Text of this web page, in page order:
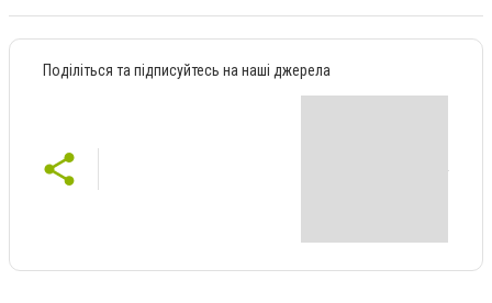
Поділіться та підписуйтесь на наші джерела